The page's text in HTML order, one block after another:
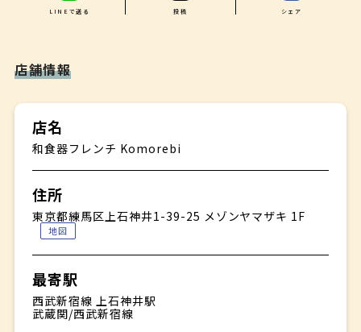
LINEで送る 投稿 シェア
店舗情報
店名
和食器フレンチ Komorebi
住所
東京都練馬区上石神井1-39-25 メゾンヤマザキ 1F
地図
最寄駅
西武新宿線 上石神井駅
武蔵関/西武新宿線